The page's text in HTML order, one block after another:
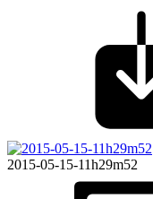
2015-05-15-11h29m52